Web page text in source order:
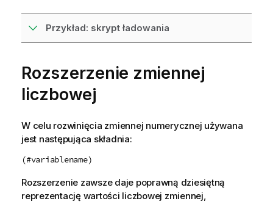
Przykład: skrypt ładowania
Rozszerzenie zmiennej
liczbowej
W celu rozwinięcia zmiennej numerycznej używana
jest następująca składnia:
(#variablename)
Rozszerzenie zawsze daje poprawną dziesiętną
reprezentację wartości liczbowej zmiennej,